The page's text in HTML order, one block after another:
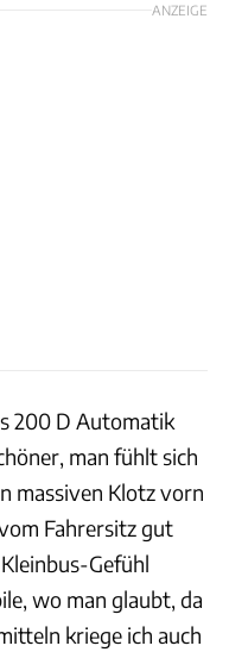
ANZEIGE
200 D Automatik
man fühlt sich
massiven Klotz vorn
Fahrersitz gut
Gefühl
wo man glaubt, da
kriege ich auch